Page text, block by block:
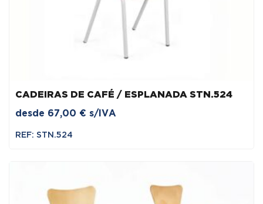
CADEIRAS DE CAFÉ / ESPLANADA STN.524
desde 67,00 € s/IVA
REF: STN.524